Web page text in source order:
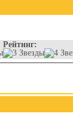
Рейтинг: